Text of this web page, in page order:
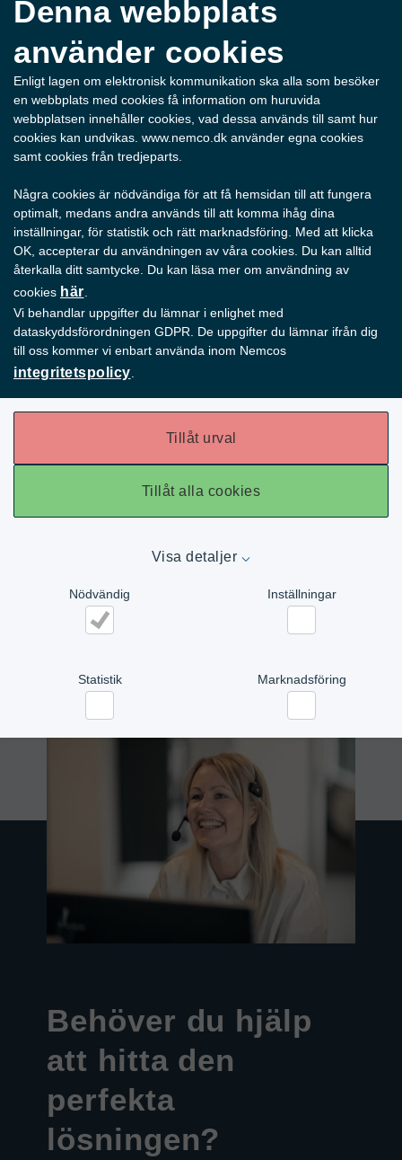
Denna webbplats
använder cookies
Enligt lagen om elektronisk kommunikation ska alla som besöker
en webbplats med cookies få information om huruvida
webbplatsen innehåller cookies, vad dessa används till samt hur
cookies kan undvikas. www.nemco.dk använder egna cookies
samt cookies från tredjeparts.
Några cookies är nödvändiga för att få hemsidan till att fungera
optimalt, medans andra används till att komma ihåg dina
inställningar, för statistik och rätt marknadsföring. Med att klicka
OK, accepterar du användningen av våra cookies. Du kan alltid
återkalla ditt samtycke. Du kan läsa mer om användning av
cookies här
Vi behandlar uppgifter du lämnar i enlighet med
dataskyddsförordningen GDPR. De uppgifter du lämnar ifrån dig
till oss kommer vi enbart använda inom Nemcos
integritetspolicy
Tillåt urval
Tillåt alla cookies
Visa detaljer
Nödvändig Inställningar
Statistik Marknadsföring
PFM D-SERIES
PFM BORA
PFM GHIBLI
PFM MBP R-SERIES
Behöver du hjälp
att hitta den
perfekta
lösningen?